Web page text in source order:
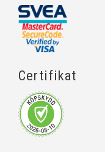
Certifikat